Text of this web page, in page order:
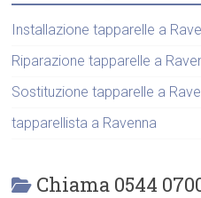
Installazione tapparelle a
Riparazione tapparelle a
Sostituzione tapparelle a
tapparellista a Ravenna
Chiama 0544